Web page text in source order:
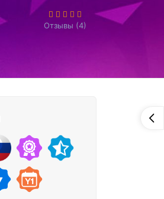
Отзывы (4)